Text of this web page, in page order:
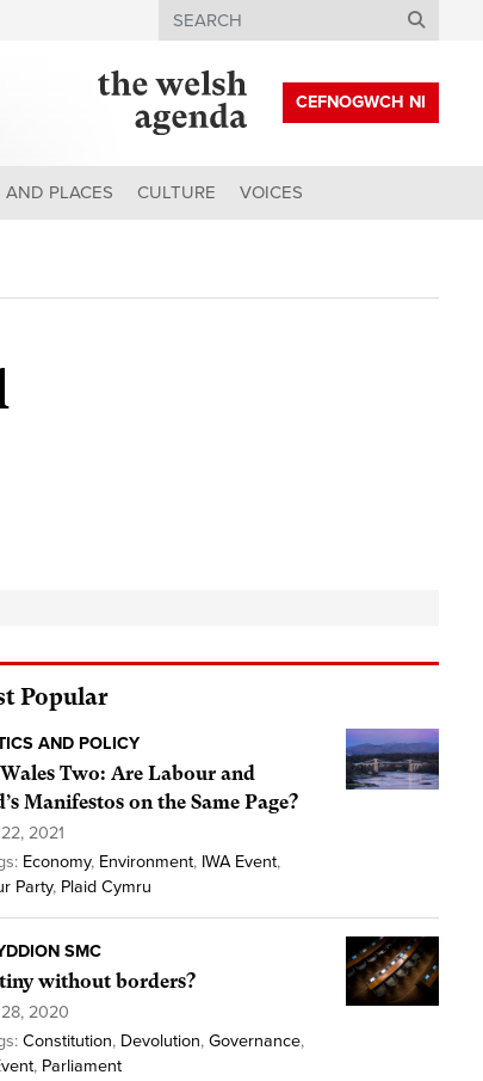
Search
CEFNOGWCH NI
AND PLACES CULTURE VOICES
Popular
AND POLICY
Two: Are Labour and
Manifestos on the Same Page?
2021
Economy, Environment, IWA Event,
Party, Plaid Cymru
SMC
without borders?
2020
Constitution, Devolution, Governance,
, Parliament